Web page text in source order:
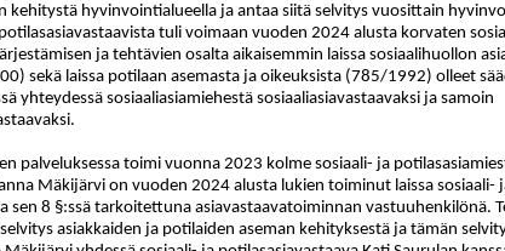
kehitystä hyvinvointialueella ja antaa siitä selvitys vuosittain
tuli voimaan vuoden 2024 alusta korvaten
ja tehtävien osalta aikaisemmin laissa sosiaalihuollon
sekä laissa potilaan asemasta ja oikeuksista (785/1992) olleet
yhteydessä sosiaaliasiamiehestä sosiaaliasiavastaavaksi ja samoin
palveluksessa toimi vuonna 2023 kolme sosiaali- ja
Mäkijärvi on vuoden 2024 alusta lukien toiminut laissa sosiaali-
sen 8 §:ssä tarkoitettuna asiavastaavatoiminnan vastuuhenkilönä.
asiakkaiden ja potilaiden aseman kehityksestä ja tämän